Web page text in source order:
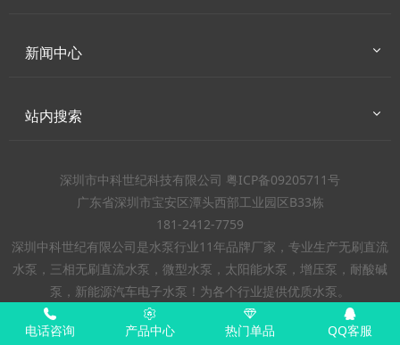
新闻中心
站内搜索
深圳市中科世纪科技有限公司 粤ICP备09205711号
广东省深圳市宝安区潭头西部工业园区B33栋
181-2412-7759
深圳中科世纪有限公司是水泵行业11年品牌厂家，专业生产无刷直流
水泵，三相无刷直流水泵，微型水泵，太阳能水泵，增压泵，耐酸碱
泵，新能源汽车电子水泵！为各个行业提供优质水泵。
电话咨询 产品中心 热门单品 QQ客服